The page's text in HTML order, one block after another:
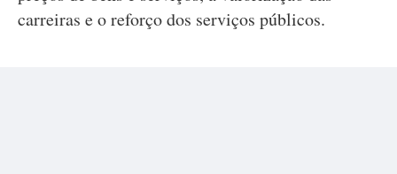
carreiras e o reforço dos serviços públicos.